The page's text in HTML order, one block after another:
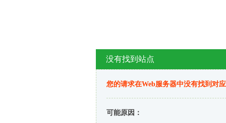
没有找到站点
您的请求在Web服务器中没有找到对
可能原因：